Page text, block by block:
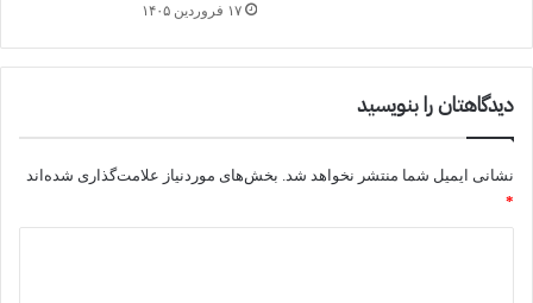
۱۷ فروردین ۱۴۰۵
دیدگاهتان را بنویسید
نشانی ایمیل شما منتشر نخواهد شد. بخش‌های موردنیاز علامت‌گذاری شده‌اند
*